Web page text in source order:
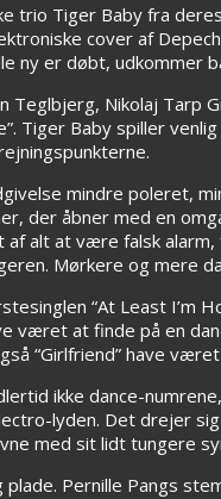
trio Tiger Baby fra
cover af
ny er døbt, udkommer
Teglbjerg, Nikolaj Tarp
Tiger Baby spiller
mindre poleret,
der åbner med en
af alt at være falsk
Mørkere og mere
“At Least I’m
været at finde på en
“Girlfriend” have
ikke dance-
lyden. Det drejer sig
med sit lidt tungere
plade. Pernille Pangs